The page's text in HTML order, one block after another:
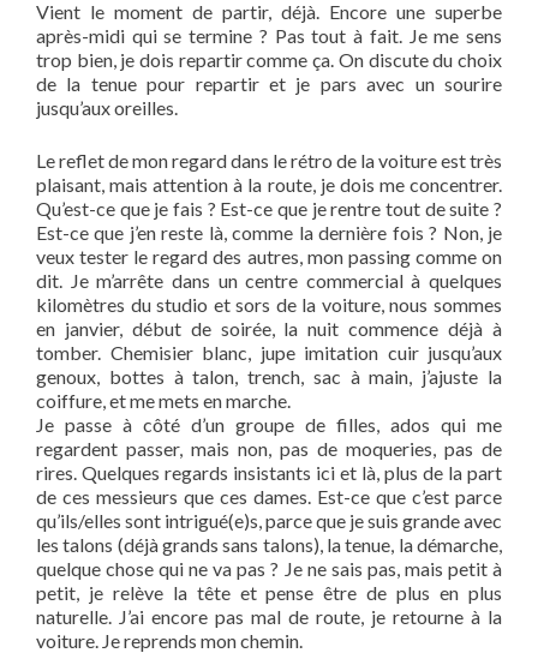
Vient le moment de partir, déjà. Encore une superbe
après-midi qui se termine ? Pas tout à fait. Je me sens
trop bien, je dois repartir comme ça. On discute du choix
de la tenue pour repartir et je pars avec un sourire
jusqu’aux oreilles.
Le reflet de mon regard dans le rétro de la voiture est très
plaisant, mais attention à la route, je dois me concentrer.
Qu’est-ce que je fais ? Est-ce que je rentre tout de suite ?
Est-ce que j’en reste là, comme la dernière fois ? Non, je
veux tester le regard des autres, mon passing comme on
dit. Je m’arrête dans un centre commercial à quelques
kilomètres du studio et sors de la voiture, nous sommes
en janvier, début de soirée, la nuit commence déjà à
tomber. Chemisier blanc, jupe imitation cuir jusqu’aux
genoux, bottes à talon, trench, sac à main, j’ajuste la
coiffure, et me mets en marche.
Je passe à côté d’un groupe de filles, ados qui me
regardent passer, mais non, pas de moqueries, pas de
rires. Quelques regards insistants ici et là, plus de la part
de ces messieurs que ces dames. Est-ce que c’est parce
qu’ils/elles sont intrigué(e)s, parce que je suis grande avec
les talons (déjà grands sans talons), la tenue, la démarche,
quelque chose qui ne va pas ? Je ne sais pas, mais petit à
petit, je relève la tête et pense être de plus en plus
naturelle. J’ai encore pas mal de route, je retourne à la
voiture. Je reprends mon chemin.